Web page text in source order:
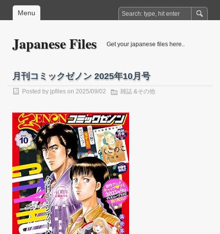
Menu
Japanese Files Get your japanese files here..
月刊コミックゼノン 2025年10月号
Posted by jpfiles on 2025/09/02 雑誌 &その他